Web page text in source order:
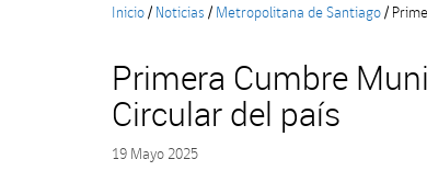
Inicio/ Noticias / Metropolitana de Santiago/
Primera Cumbre
Circular del país
19 Mayo 2025